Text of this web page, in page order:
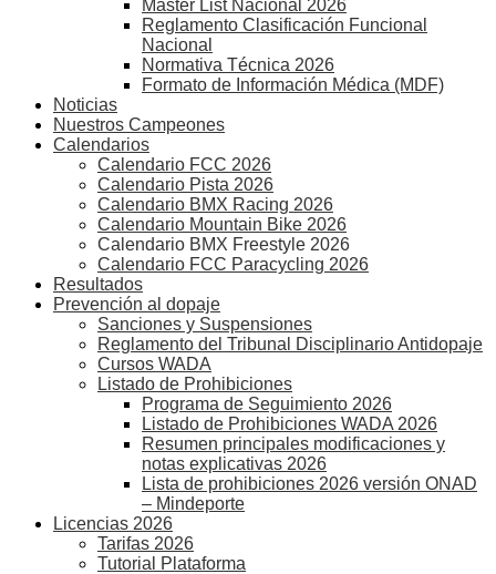
Master List Nacional 2026
Reglamento Clasificación Funcional
Nacional
Normativa Técnica 2026
Formato de Información Médica (MDF)
Noticias
Nuestros Campeones
Calendarios
Calendario FCC 2026
Calendario Pista 2026
Calendario BMX Racing 2026
Calendario Mountain Bike 2026
Calendario BMX Freestyle 2026
Calendario FCC Paracycling 2026
Resultados
Prevención al dopaje
Sanciones y Suspensiones
Reglamento del Tribunal Disciplinario Antidopaje
Cursos WADA
Listado de Prohibiciones
Programa de Seguimiento 2026
Listado de Prohibiciones WADA 2026
Resumen principales modificaciones y
notas explicativas 2026
Lista de prohibiciones 2026 versión ONAD
– Mindeporte
Licencias 2026
Tarifas 2026
Tutorial Plataforma